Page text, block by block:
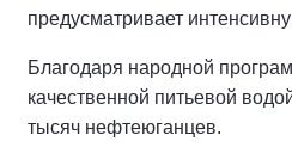
предусматривает
Благодаря народной
качественной питьевой
тысяч нефтеюганцев.